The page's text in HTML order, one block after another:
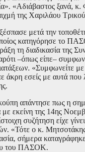
«Αδιάβαστος ξανά,
της Χαριλάου
μετά την
κατηγόρησε το
τη διαδικασία της
–όπως είπε–
«Συμφωνείτε με
άκρη εσείς με αυτά που
απάντησε πως η
με εκείνη της 14ης
συζήτηση είχε
«Τότε ο κ.
σήμερα
του ΠΑΣΟΚ.